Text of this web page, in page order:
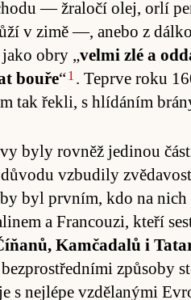
— žraločí olej, orlí
v zimě —, anebo z
obry „velmi zlé a
bouře“1 . Teprve roku
tak ře­kli, s hlí­dáním
byly rovněž je­di­nou
vzbu­dily
byl prvním, kdo na
a Fran­cou­zi, kteří
Kam­ča­dalů i
způ­soby
s nej­lépe vzdě­lanými